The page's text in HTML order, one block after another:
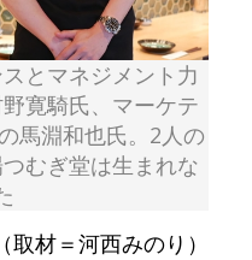
とマネジメント力
寛騎氏、マーケテ
馬淵和也氏。2人の
むぎ堂は生まれな
（取材＝河西みのり）